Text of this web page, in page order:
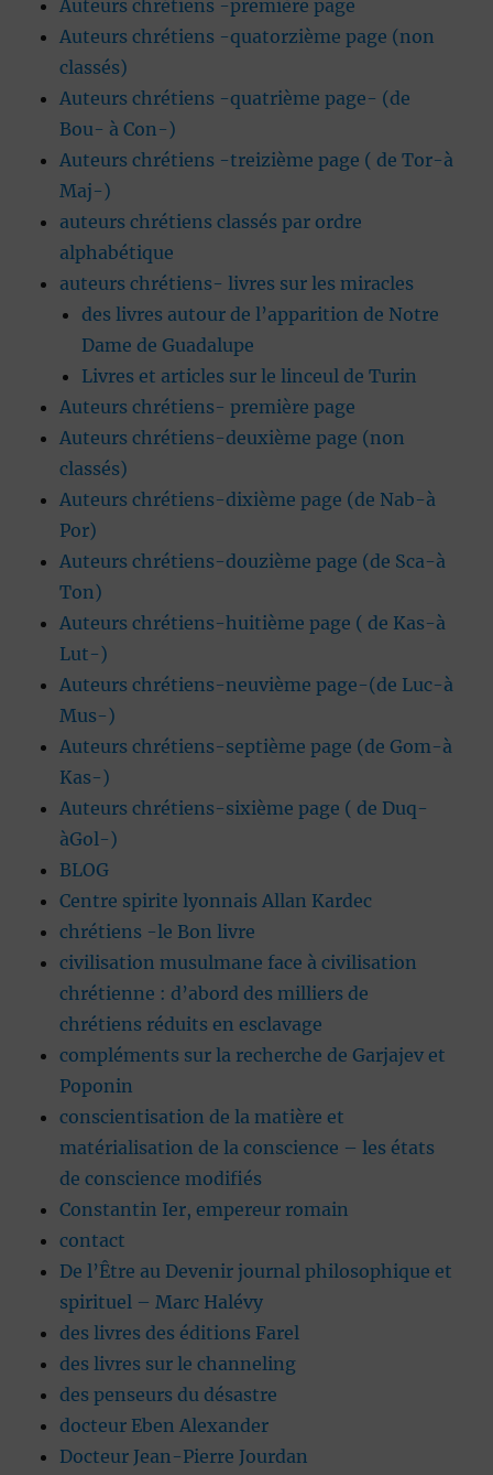
Auteurs chrétiens -première page
Auteurs chrétiens -quatorzième page (non
classés)
Auteurs chrétiens -quatrième page- (de
Bou- à Con-)
Auteurs chrétiens -treizième page ( de Tor-à
Maj-)
auteurs chrétiens classés par ordre
alphabétique
auteurs chrétiens- livres sur les miracles
des livres autour de l’apparition de Notre
Dame de Guadalupe
Livres et articles sur le linceul de Turin
Auteurs chrétiens- première page
Auteurs chrétiens-deuxième page (non
classés)
Auteurs chrétiens-dixième page (de Nab-à
Por)
Auteurs chrétiens-douzième page (de Sca-à
Ton)
Auteurs chrétiens-huitième page ( de Kas-à
Lut-)
Auteurs chrétiens-neuvième page-(de Luc-à
Mus-)
Auteurs chrétiens-septième page (de Gom-à
Kas-)
Auteurs chrétiens-sixième page ( de Duq-
àGol-)
BLOG
Centre spirite lyonnais Allan Kardec
chrétiens -le Bon livre
civilisation musulmane face à civilisation
chrétienne : d’abord des milliers de
chrétiens réduits en esclavage
compléments sur la recherche de Garjajev et
Poponin
conscientisation de la matière et
matérialisation de la conscience – les états
de conscience modifiés
Constantin Ier, empereur romain
contact
De l’Être au Devenir journal philosophique et
spirituel – Marc Halévy
des livres des éditions Farel
des livres sur le channeling
des penseurs du désastre
docteur Eben Alexander
Docteur Jean-Pierre Jourdan